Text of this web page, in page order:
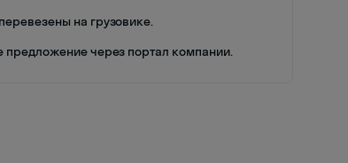
на грузовике.
предложение через портал компании.